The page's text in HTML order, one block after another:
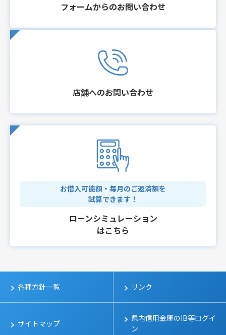
フォームからのお問い合わせ
店舗へのお問い合わせ
お借入可能額・毎月のご返済額を
試算できます！
ローンシミュレーション
はこちら
各種方針一覧 リンク
サイトマップ
県内信用金庫のIB等ログイ
ン